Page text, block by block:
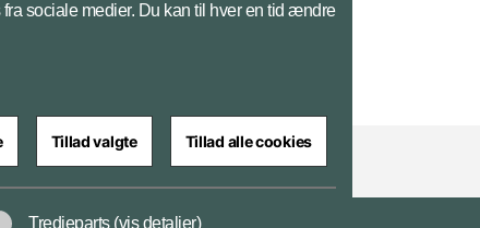
sociale medier. Du kan til hver en tid ændre
Tillad valgte Tillad alle cookies
Tredjeparts (vis detaljer)